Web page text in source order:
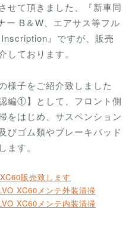
せて頂きました、『新車同
ー B＆W、エアサス等フル
』ですが、販売
しております。
様子をご紹介致しました
編①】として、フロント側
をはじめ、サスペンション
びゴム類やブレーキパッド
す。
販売致します
XC60メンテ外装清掃
XC60メンテ内装清掃